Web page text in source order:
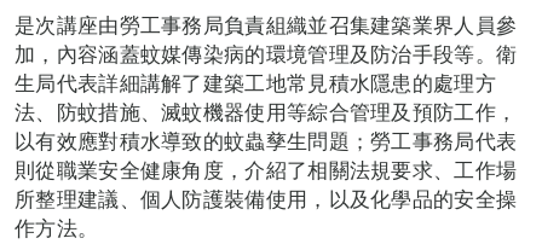
是次講座由勞工事務局負責組織並召集建築業界人員參
加，內容涵蓋蚊媒傳染病的環境管理及防治手段等。衛
生局代表詳細講解了建築工地常見積水隱患的處理方
法、防蚊措施、滅蚊機器使用等綜合管理及預防工作，
以有效應對積水導致的蚊蟲孳生問題；勞工事務局代表
則從職業安全健康角度，介紹了相關法規要求、工作場
所整理建議、個人防護裝備使用，以及化學品的安全操
作方法。